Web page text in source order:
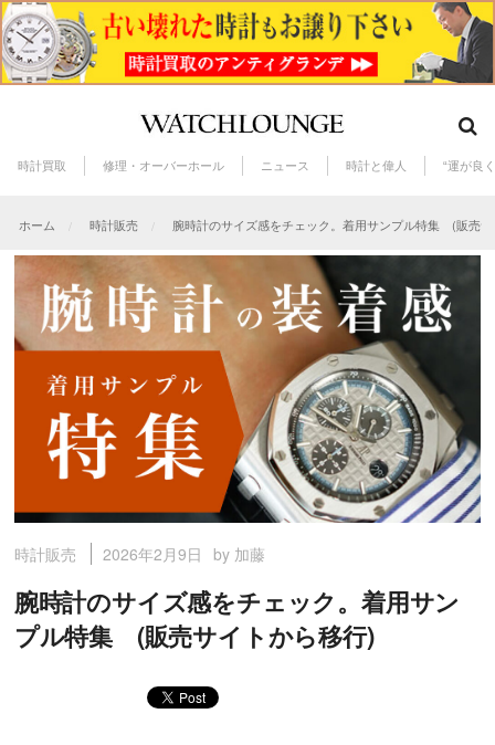
時計買取 修理・オーバーホール ニュース 時計と偉人 “運が良
ホーム 時計販売 腕時計のサイズ感をチェック。着用サンプル特集 (販売
時計販売 2026年2月9日 by 加藤
腕時計のサイズ感をチェック。着用サン
プル特集 (販売サイトから移行)